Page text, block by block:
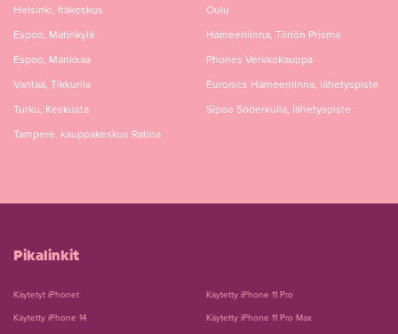
Helsinki, Itäkeskus
Espoo, Matinkylä
Espoo, Mankkaa
Vantaa, Tikkurila
Turku, Keskusta
Tampere, kauppakeskus Ratina
Oulu
Hämeenlinna, Tiiriön Prisma
Phones Verkkokauppa
Euronics Hämeenlinna, lähetyspiste
Sipoo Söderkulla, lähetyspiste
Pikalinkit
Käytetyt iPhonet
Käytetty iPhone 14
Käytetty iPhone 11 Pro
Käytetty iPhone 11 Pro Max